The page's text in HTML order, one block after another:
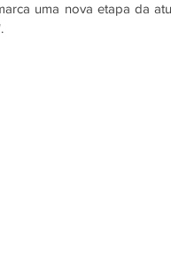
uma nova etapa da